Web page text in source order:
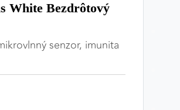
White Bezdrôtový
senzor, imunita